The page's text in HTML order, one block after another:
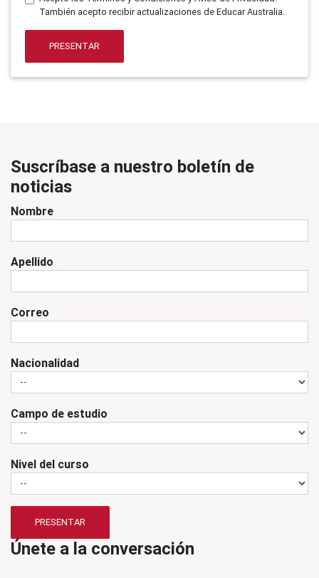
También acepto recibir actualizaciones de Educar Australia.
PRESENTAR
Suscríbase a nuestro boletín de
noticias
Nombre
Apellido
Correo
Nacionalidad
Campo de estudio
Nivel del curso
PRESENTAR
Únete a la conversación